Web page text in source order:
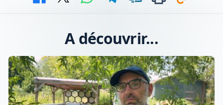
A découvrir...